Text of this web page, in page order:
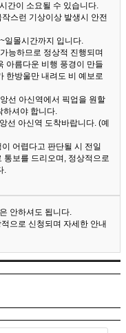
간이 소요될 수 있습니다.
스런 기상이상 발생시 안전
일몰시간까지 입니다.
능하므로 정상적 진행되며
아름다운 비행 풍경이 만들
한방울만 내려도 비 예보로
선 아신역에서 픽업을 원할
하셔야 합니다.
선 아신역 도착바랍니다. (예
어렵다고 판단될 시 전일
통보를 드리오며, 정상적으로
.
안하셔도 됩니다.
으로 신청되며 자세한 안내